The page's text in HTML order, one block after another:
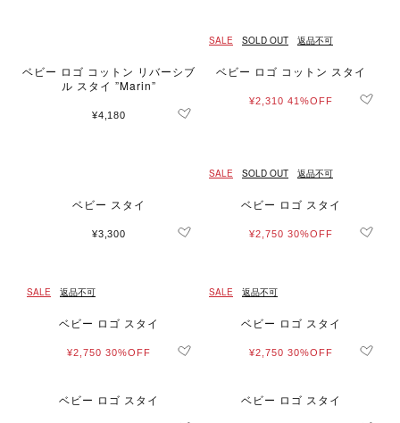
ベビー ロゴ コットン リバーシブ
ル スタイ ”Marin”
¥4,180
SALE SOLD OUT 返品不可
ベビー ロゴ コットン スタイ
¥2,310 41%OFF
ベビー スタイ
¥3,300
SALE SOLD OUT 返品不可
ベビー ロゴ スタイ
¥2,750 30%OFF
SALE 返品不可
ベビー ロゴ スタイ
¥2,750 30%OFF
SALE 返品不可
ベビー ロゴ スタイ
¥2,750 30%OFF
ベビー ロゴ スタイ ベビー ロゴ スタイ